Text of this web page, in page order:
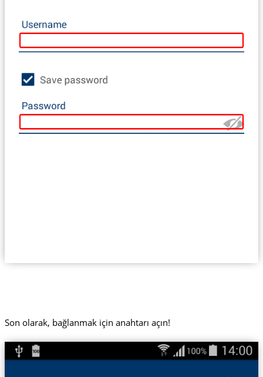
Son olarak, bağlanmak için anahtarı açın!